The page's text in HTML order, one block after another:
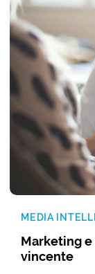
MEDIA
Marketing
vincente